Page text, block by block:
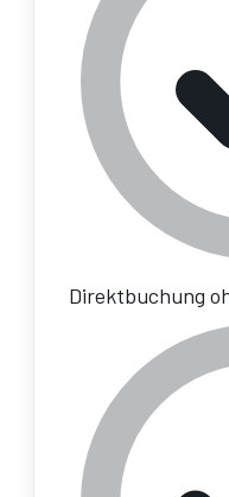
Direktbuchung